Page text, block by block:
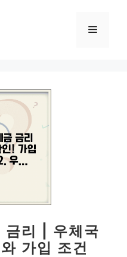
메
금리 | 우체국
가입 조건